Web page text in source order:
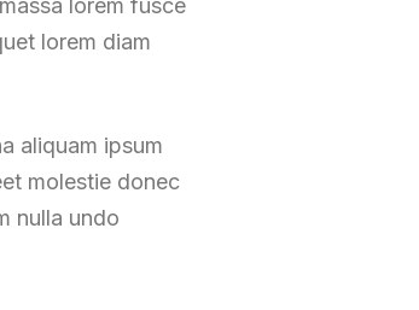
lorem fusce
lorem diam
aliquam ipsum
molestie donec
nulla undo